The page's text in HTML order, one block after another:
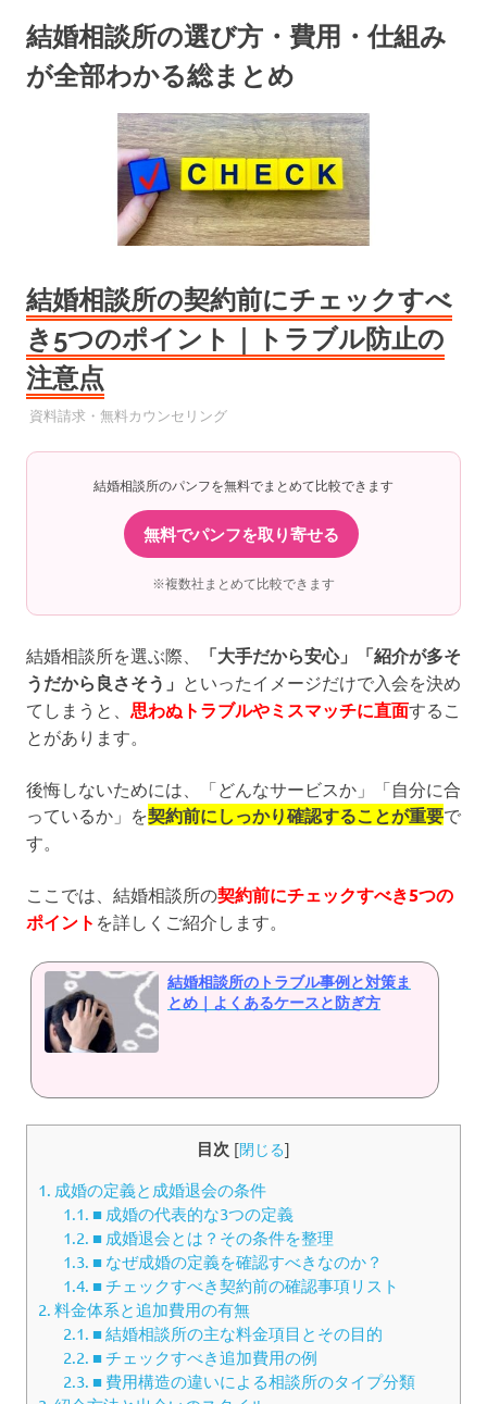
結婚相談所の選び方・費用・仕組み
が全部わかる総まとめ
結婚相談所の契約前にチェックすべ
き5つのポイント｜トラブル防止の
注意点
2025年6月19日
YYYPRO
資料請求・無料カウンセリング
結婚相談所のパンフを無料でまとめて比較できます
無料でパンフを取り寄せる
※複数社まとめて比較できます
結婚相談所を選ぶ際、
「大手だから安心」「紹介が多そ
うだから良さそう」 といったイメージだけで入会を決め
てしまうと、 思わぬトラブルやミスマッチに直面するこ
とがあります。
後悔しないためには、「どんなサービスか」「自分に合
っているか」を契約前にしっかり確認することが重要で
す。
ここでは、結婚相談所の契約前にチェックすべき5つの
ポイント を詳しくご紹介します。
結婚相談所のトラブル事例と対策ま
とめ｜よくあるケースと防ぎ方
目次 [閉じる]
1. 成婚の定義と成婚退会の条件
1.1. ■ 成婚の代表的な3つの定義
1.2. ■ 成婚退会とは？その条件を整理
1.3. ■ なぜ成婚の定義を確認すべきなのか？
1.4. ■ チェックすべき契約前の確認事項リスト
2. 料金体系と追加費用の有無
2.1. ■ 結婚相談所の主な料金項目とその目的
2.2. ■ チェックすべき追加費用の例
2.3. ■ 費用構造の違いによる相談所のタイプ分類